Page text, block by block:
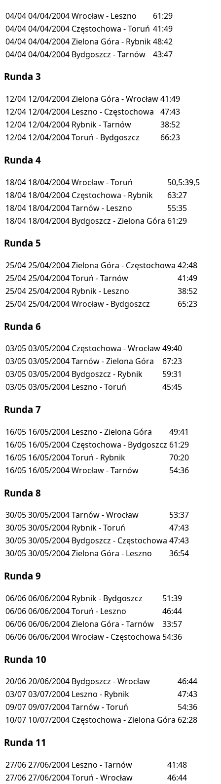
04/0404/04/2004Wrocław - Leszno
61:29
04/0404/04/2004 Częstochowa - Toruń 41:49
04/0404/04/2004Zielona Góra - Rybnik48:42
04/0404/04/2004 Bydgoszcz - Tarnów 43:47
Runda 3
12/04 12/04/2004Zielona Góra - Wrocław41:49
12/04 12/04/2004 Leszno - Częstochowa
47:43
12/04 12/04/2004 Rybnik - Tarnów
38:52
12/04 12/04/2004Toruń - Bydgoszcz 66:23
Runda 4
18/04 18/04/2004Wrocław - Toruń
50,5:39,5
18/04 18/04/2004 Częstochowa - Rybnik
63:27
18/04 18/04/2004Tarnów - Leszno
55:35
18/04 18/04/2004 Bydgoszcz - Zielona Góra 61:29
Runda 5
25/0425/04/2004Zielona Góra - Częstochowa 42:48
25/0425/04/2004Toruń - Tarnów
41:49
25/0425/04/2004 Rybnik - Leszno
38:52
25/0425/04/2004Wrocław - Bydgoszcz 65:23
Runda 6
03/0503/05/2004 Częstochowa - Wrocław49:40
03/0503/05/2004Tarnów - Zielona Góra
67:23
03/0503/05/2004 Bydgoszcz - Rybnik
59:31
03/0503/05/2004 Leszno - Toruń 45:45
Runda 7
16/05 16/05/2004 Leszno - Zielona Góra
49:41
16/05 16/05/2004 Częstochowa - Bydgoszcz 61:29
16/05 16/05/2004Toruń - Rybnik
70:20
16/05 16/05/2004Wrocław - Tarnów 54:36
Runda 8
30/0530/05/2004Tarnów - Wrocław
53:37
30/0530/05/2004 Rybnik - Toruń
47:43
30/0530/05/2004 Bydgoszcz - Częstochowa 47:43
30/0530/05/2004Zielona Góra - Leszno 36:54
Runda 9
06/0606/06/2004 Rybnik - Bydgoszcz
51:39
06/0606/06/2004Toruń - Leszno
46:44
06/0606/06/2004Zielona Góra - Tarnów
33:57
06/0606/06/2004Wrocław - Częstochowa 54:36
Runda 10
20/0620/06/2004 Bydgoszcz - Wrocław
46:44
03/0703/07/2004 Leszno - Rybnik
47:43
09/0709/07/2004Tarnów - Toruń
54:36
10/07 10/07/2004 Częstochowa - Zielona Góra 62:28
Runda 11
27/0627/06/2004 Leszno - Tarnów
41:48
27/0627/06/2004Toruń - Wrocław 46:44